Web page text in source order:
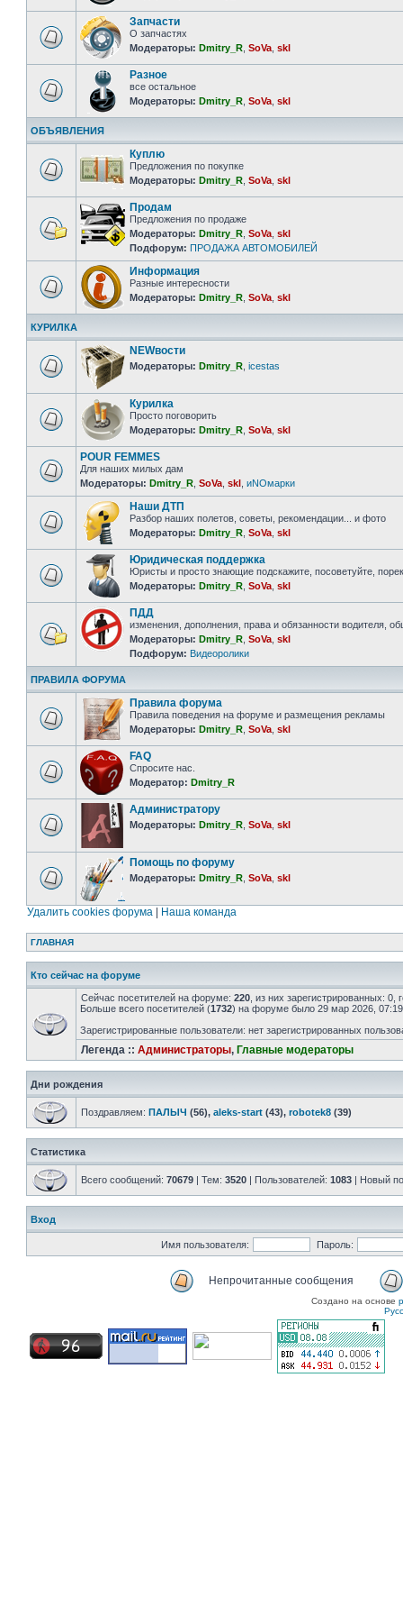
Запчасти
О запчастях
Модераторы: Dmitry_R SoVa skl
Разное
все остальное
Модераторы: Dmitry_R SoVa skl
ОБЪЯВЛЕНИЯ
Куплю
Предложения по покупке
Модераторы: Dmitry_R SoVa skl
Продам
Предложения по продаже
Модераторы: Dmitry_R SoVa skl
Подфорум: ПРОДАЖА АВТОМОБИЛЕЙ
Информация
Разные интересности
Модераторы: Dmitry_R SoVa skl
КУРИЛКА
NEWвости
Модераторы: Dmitry_R icestas
Курилка
Просто поговорить
Модераторы: Dmitry_R SoVa skl
POUR FEMMES
Для наших милых дам
Модераторы: Dmitry_R SoVa skl иNOмарки
Наши ДТП
Разбор наших полетов, советы, рекомендации... и фото
Модераторы: Dmitry_R SoVa skl
Юридическая поддержка
Юристы и просто знающие подскажите, посоветуйте,
Модераторы: Dmitry_R SoVa skl
ПДД
изменения, дополнения, права и обязанности водителя,
Модераторы: Dmitry_R SoVa skl
Подфорум: Видеоролики
ПРАВИЛА ФОРУМА
Правила форума
Правила поведения на форуме и размещения рекламы
Модераторы: Dmitry_R SoVa skl
FAQ
Спросите нас.
Модератор: Dmitry_R
Администратору
Модераторы: Dmitry_R SoVa skl
Помощь по форуму
Модераторы: Dmitry_R SoVa skl
Удалить cookies форума Наша команда
ГЛАВНАЯ
Кто сейчас на форуме
Сейчас посетителей на форуме: 220 , из них зарегистрированных:
Больше всего посетителей (1732) на форуме было 29 мар 2026, 07:19
Зарегистрированные пользователи: нет зарегистрированных
Легенда :: Администраторы, Главные модераторы
Дни рождения
Поздравляем: ПАЛЫЧ (56), aleks-start (43), robotek8 (39)
Статистика
Всего сообщений: 70679 | Тем: 3520 | Пользователей: 1083 | Новый
Вход
Имя пользователя: Пароль:
Непрочитанные сообщения
Создано на основе